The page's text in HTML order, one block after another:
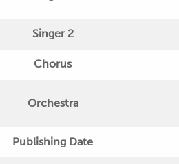
Singer 2
Chorus
Orchestra
Publishing Date